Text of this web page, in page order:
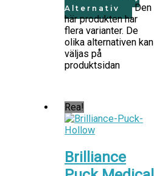
Alternativ
Den
här produkten har
flera varianter. De
olika alternativen kan
väljas på
produktsidan
Rea!
Brilliance